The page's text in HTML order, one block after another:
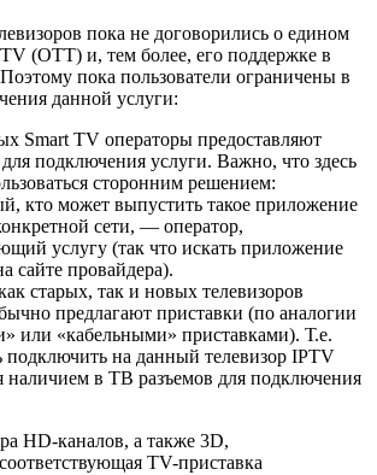
пока не договорились о едином
(OTT) и, тем более, его поддержке в
пока пользователи ограничены в
данной услуги:
Smart TV операторы предоставляют
подключения услуги. Важно, что здесь
сторонним решением:
кто может выпустить такое приложение
сети, — оператор,
услугу (так что искать приложение
сайте провайдера).
старых, так и новых телевизоров
предлагают приставки (по аналогии
или «кабельными» приставками). Т.е.
подключить на данный телевизор IPTV
наличием в ТВ разъемов для подключения
HD-каналов, а также 3D,
TV-приставка